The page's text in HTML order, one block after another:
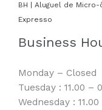
BH | Aluguel de Micro-
Expresso
Business
Monday – Closed
Tuesday : 11.00 –
Wednesday :